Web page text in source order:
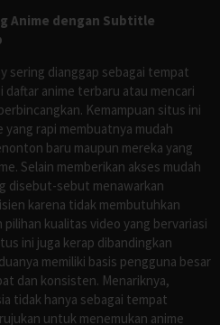
Anime dengan Subtitle
sering dianggap sebagai tempat
anime terbaru atau mencari
Kemampuan situs ini
rapi membuatnya mudah
baru maupun mereka yang
Selain memberikan akses mudah
disebut-sebut menawarkan
karena tidak membutuhkan
kualitas video yang bervariasi
ini juga kerap dibandingkan
memiliki basis pengguna besar
dan konsisten. Menariknya,
tidak hanya sebagai tempat
untuk menemukan anime